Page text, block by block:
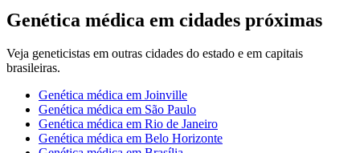
Genética médica em cidades próximas
Veja geneticistas em outras cidades do estado e em capitais
brasileiras.
Genética médica em Joinville
Genética médica em São Paulo
Genética médica em Rio de Janeiro
Genética médica em Belo Horizonte